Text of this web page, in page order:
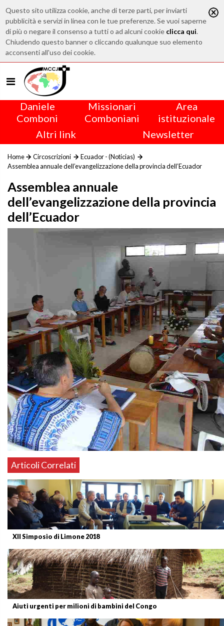
Questo sito utilizza cookie, anche di terze parti, per inviarti
pubblicità e servizi in linea con le tue preferenze. Se vuoi saperne
di più o negare il consenso a tutti o ad alcuni cookie clicca qui.
Chiudendo questo banner o cliccando qualunque suo elemento
acconsenti all'uso dei cookie.
Daniele
Comboni
Missionari
Comboniani
Area
istituzionale
Altri link
Newsletter
Home Circoscrizioni
Ecuador - (Noticias)
Assemblea annuale dell’evangelizzazione della provincia dell’Ecuador
Assemblea annuale
dell’evangelizzazione della provincia
dell’Ecuador
Articoli Correlati
XII Simposio di Limone 2018
Aiuti urgenti per milioni di bambini del Congo